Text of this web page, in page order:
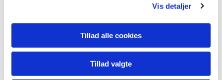
Vis detaljer
Tillad alle cookies
Tillad valgte